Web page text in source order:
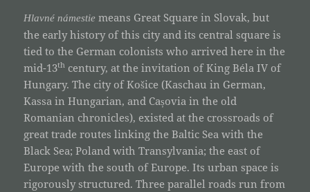
Hlavné námestiemeans Great Square in Slovak, but
the early history of this city and its central square is
tied to the German colonists who arrived here in the
mid-13th century, at the invitation of King Béla IV of
Hungary. The city of Košice (Kaschau in German,
Kassa in Hungarian, and Cașovia in the old
Romanian chronicles), existed at the crossroads of
great trade routes linking the Baltic Sea with the
Black Sea; Poland with Transylvania; the east of
Europe with the south of Europe. Its urban space is
rigorously structured. Three parallel roads run from